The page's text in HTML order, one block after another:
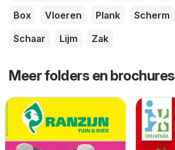
Box
Vloeren Plank Scherm
Schaar
Lijm Zak
Meer folders en brochures